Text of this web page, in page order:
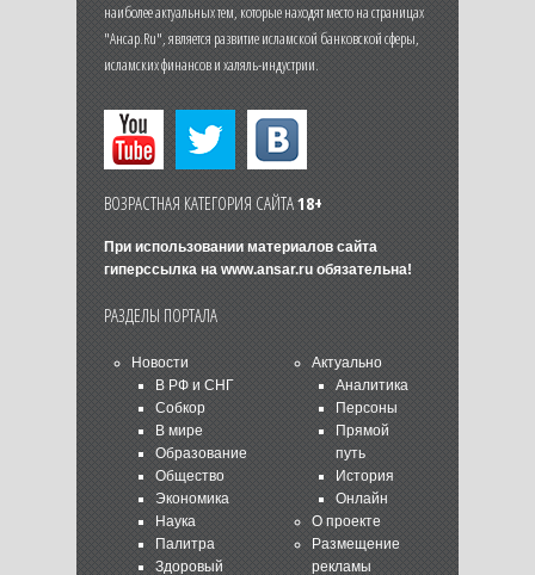
наиболее актуальных тем, которые находят место на страницах
"Ансар.Ru", является развитие исламской банковской сферы,
исламских финансов и халяль-индустрии.
ВОЗРАСТНАЯ КАТЕГОРИЯ САЙТА18+
При использовании материалов сайта
гиперссылка на www.ansar.ruобязательна!
РАЗДЕЛЫ ПОРТАЛА
Новости
В РФ и СНГ
Собкор
В мире
Образование
Общество
Экономика
Наука
Палитра
Здоровый
Актуально
Аналитика
Персоны
Прямой
путь
История
Онлайн
О проекте
Размещение
рекламы